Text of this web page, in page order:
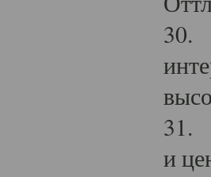
30.
31.
и